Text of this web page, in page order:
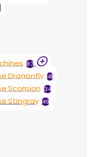
87
Dragonfly 41
Scorpion 34
Stingray 49